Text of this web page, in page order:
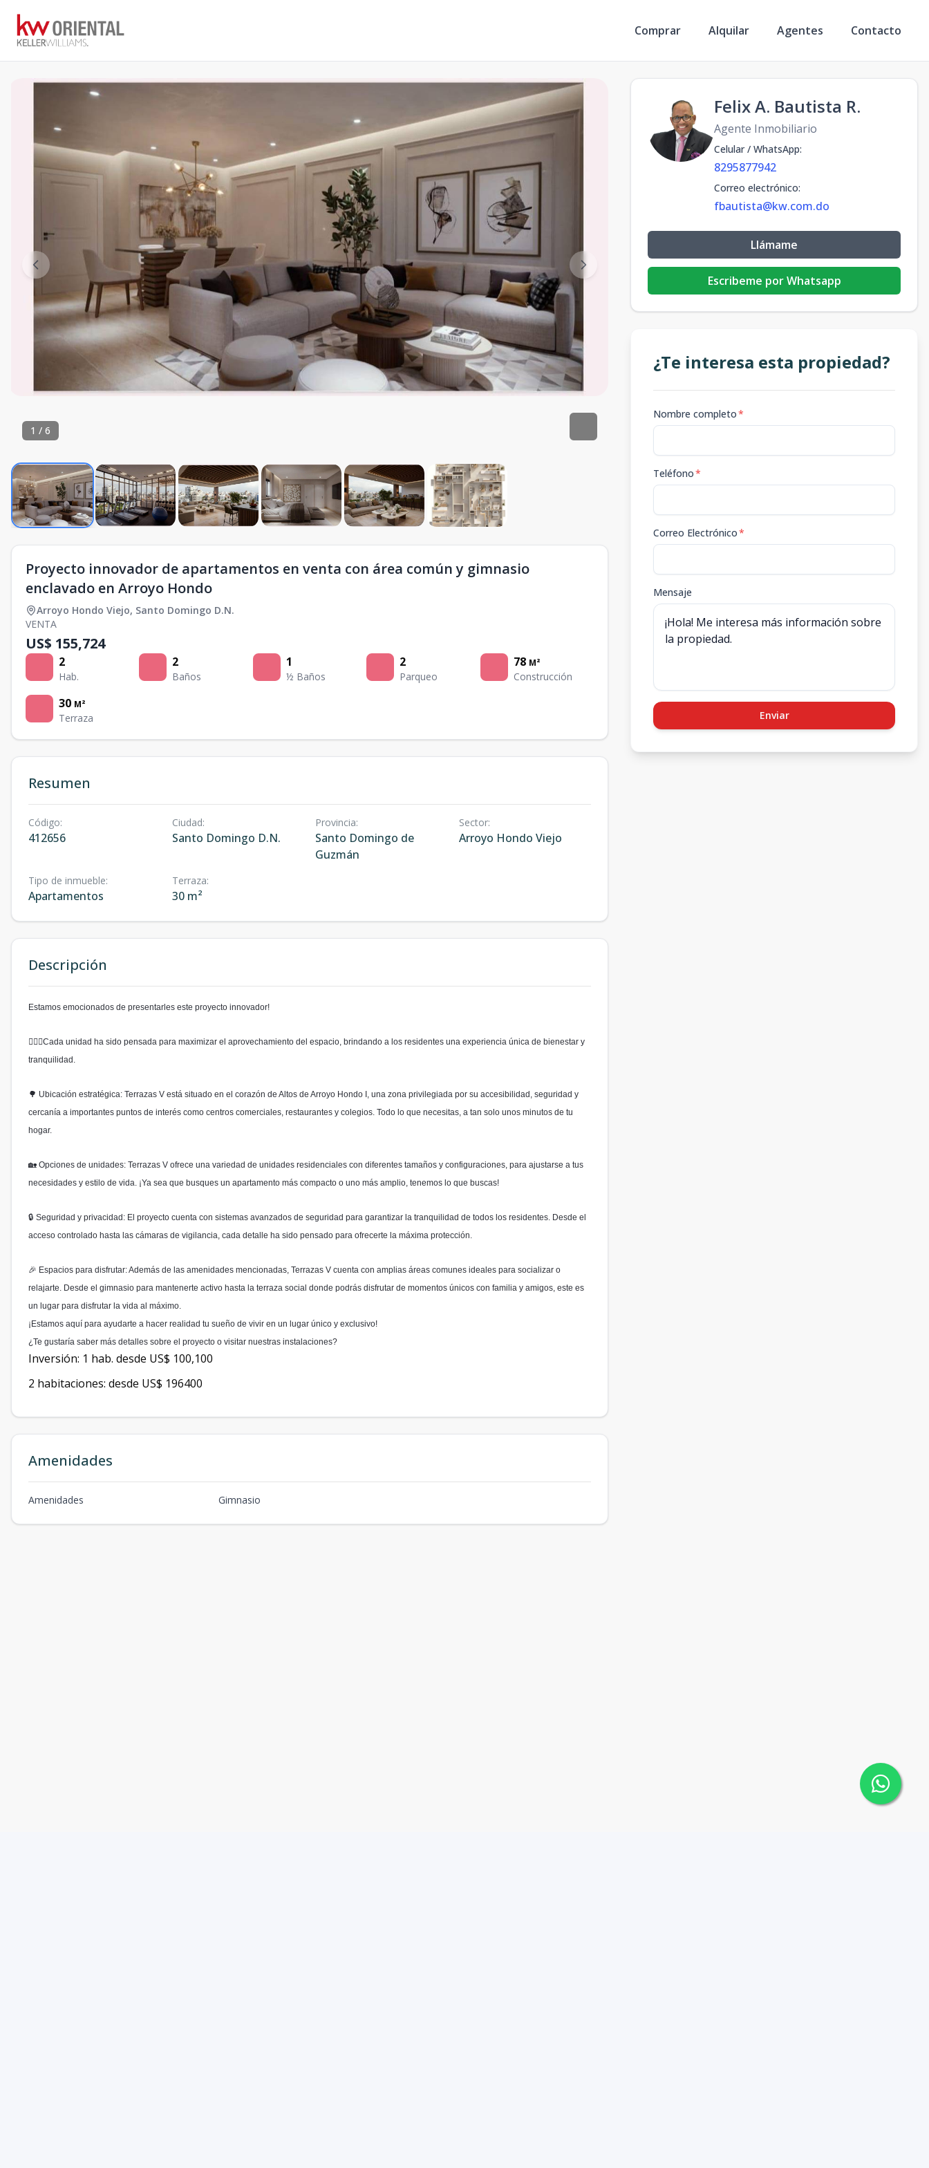
Comprar Alquilar Agentes Contacto
1 / 6
Proyecto innovador de apartamentos en venta con área común y gimnasio
enclavado en Arroyo Hondo
Arroyo Hondo Viejo, Santo Domingo D.N.
VENTA
US$ 155,724
2
Hab.
2
Baños
1
½ Baños
2
Parqueo
78 M²
Construcción
30 M²
Terraza
Resumen
Código:
412656
Ciudad:
Santo Domingo D.N.
Provincia:
Santo Domingo de
Guzmán
Sector:
Arroyo Hondo Viejo
Tipo de inmueble:
Apartamentos
Terraza:
30 m²
Descripción
Estamos emocionados de presentarles este proyecto innovador!
💁🏽‍♀Cada unidad ha sido pensada para maximizar el aprovechamiento del espacio, brindando a los residentes una experiencia única de bienestar y
tranquilidad.
🌳 Ubicación estratégica: Terrazas V está situado en el corazón de Altos de Arroyo Hondo I, una zona privilegiada por su accesibilidad, seguridad y
cercanía a importantes puntos de interés como centros comerciales, restaurantes y colegios. Todo lo que necesitas, a tan solo unos minutos de tu
hogar.
🏡 Opciones de unidades: Terrazas V ofrece una variedad de unidades residenciales con diferentes tamaños y configuraciones, para ajustarse a tus
necesidades y estilo de vida. ¡Ya sea que busques un apartamento más compacto o uno más amplio, tenemos lo que buscas!
🔒 Seguridad y privacidad: El proyecto cuenta con sistemas avanzados de seguridad para garantizar la tranquilidad de todos los residentes. Desde el
acceso controlado hasta las cámaras de vigilancia, cada detalle ha sido pensado para ofrecerte la máxima protección.
🎉 Espacios para disfrutar: Además de las amenidades mencionadas, Terrazas V cuenta con amplias áreas comunes ideales para socializar o
relajarte. Desde el gimnasio para mantenerte activo hasta la terraza social donde podrás disfrutar de momentos únicos con familia y amigos, este es
un lugar para disfrutar la vida al máximo.
¡Estamos aquí para ayudarte a hacer realidad tu sueño de vivir en un lugar único y exclusivo!
¿Te gustaría saber más detalles sobre el proyecto o visitar nuestras instalaciones?
Inversión: 1 hab. desde US$ 100,100
2 habitaciones: desde US$ 196400
Amenidades
Amenidades Gimnasio
Felix A. Bautista R.
Agente Inmobiliario
Celular / WhatsApp:
8295877942
Correo electrónico:
fbautista@kw.com.do
Llámame
Escribeme por Whatsapp
¿Te interesa esta propiedad?
Nombre completo*
Teléfono*
Correo Electrónico*
Mensaje
Enviar